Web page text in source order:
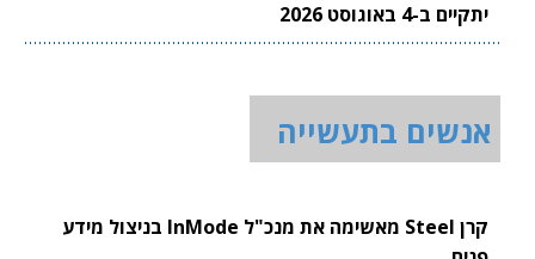
יתקיים ב-4 באוגוסט 2026
אנשים בתעשייה
קרן Steel מאשימה את מנכ"ל InMode בניצול מידע